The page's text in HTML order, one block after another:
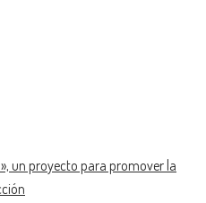
un proyecto para promover la